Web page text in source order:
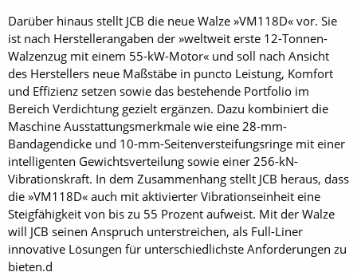
Darüber hinaus stellt JCB die neue Walze »VM118D« vor. Sie
ist nach Herstellerangaben der »weltweit erste 12-Tonnen-
Walzenzug mit einem 55-kW-Motor« und soll nach Ansicht
des Herstellers neue Maßstäbe in puncto Leistung, Komfort
und Effizienz setzen sowie das bestehende Portfolio im
Bereich Verdichtung gezielt ergänzen. Dazu kombiniert die
Maschine Ausstattungsmerkmale wie eine 28-mm-
Bandagendicke und 10-mm-Seitenversteifungsringe mit einer
intelligenten Gewichtsverteilung sowie einer 256-kN-
Vibrationskraft. In dem Zusammenhang stellt JCB heraus, dass
die »VM118D« auch mit aktivierter Vibrationseinheit eine
Steigfähigkeit von bis zu 55 Prozent aufweist. Mit der Walze
will JCB seinen Anspruch unterstreichen, als Full-Liner
innovative Lösungen für unterschiedlichste Anforderungen zu
bieten.d